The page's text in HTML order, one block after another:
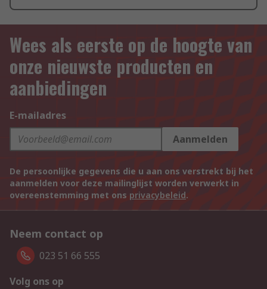
Wees als eerste op de hoogte van
onze nieuwste producten en
aanbiedingen
E-mailadres
Aanmelden
De persoonlijke gegevens die u aan ons verstrekt bij het
aanmelden voor deze mailinglijst worden verwerkt in
overeenstemming met ons privacybeleid.
Neem contact op
023 51 66 555
Volg ons op